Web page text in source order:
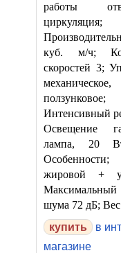
работы
циркуляция;
куб. м/ч;
скоростей 3;
механическое,
ползунковое;
Интенсивный
Освещение
лампа, 20
жировой +
шума 72 дБ; Вес
в
магазине